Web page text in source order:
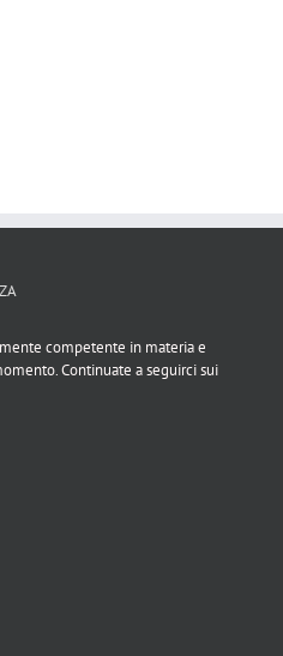
competente in materia e
Continuate a seguirci sui